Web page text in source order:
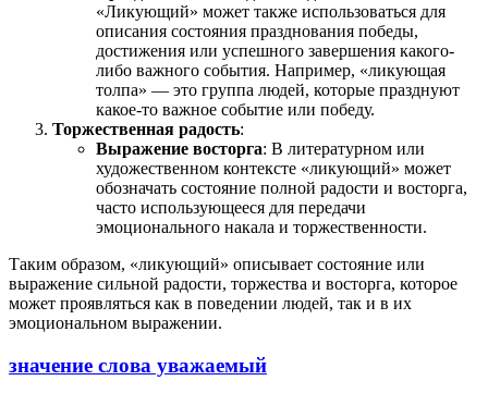
«Ликующий» может также использоваться для
описания состояния празднования победы,
достижения или успешного завершения какого-
либо важного события. Например, «ликующая
толпа» — это группа людей, которые празднуют
какое-то важное событие или победу.
Торжественная радость:
Выражение восторга: В литературном или
художественном контексте «ликующий» может
обозначать состояние полной радости и восторга,
часто использующееся для передачи
эмоционального накала и торжественности.
Таким образом, «ликующий» описывает состояние или
выражение сильной радости, торжества и восторга, которое
может проявляться как в поведении людей, так и в их
эмоциональном выражении.
значение слова уважаемый